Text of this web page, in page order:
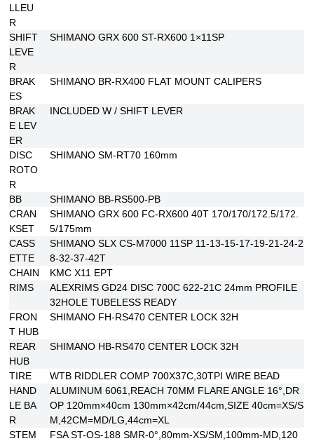
LLEU
R
SHIFT
LEVE
R
SHIMANO GRX 600 ST-RX600 1×11SP
BRAK
ES
SHIMANO BR-RX400 FLAT MOUNT CALIPERS
BRAK
E LEV
ER
INCLUDED W / SHIFT LEVER
DISC
ROTO
R
SHIMANO SM-RT70 160mm
BB
SHIMANO BB-RS500-PB
CRAN
KSET
SHIMANO GRX 600 FC-RX600 40T 170/170/172.5/172.
5/175mm
CASS
ETTE
SHIMANO SLX CS-M7000 11SP 11-13-15-17-19-21-24-2
8-32-37-42T
CHAIN
KMC X11 EPT
RIMS
ALEXRIMS GD24 DISC 700C 622-21C 24mm PROFILE
32HOLE TUBELESS READY
FRON
T HUB
SHIMANO FH-RS470 CENTER LOCK 32H
REAR
HUB
SHIMANO HB-RS470 CENTER LOCK 32H
TIRE
WTB RIDDLER COMP 700X37C,30TPI WIRE BEAD
HAND
LE BA
R
ALUMINUM 6061,REACH 70MM FLARE ANGLE 16°,DR
OP 120mm×40cm 130mm×42cm/44cm,SIZE 40cm=XS/S
M,42CM=MD/LG,44cm=XL
STEM
FSA ST-OS-188 SMR-0°,80mm-XS/SM,100mm-MD,120